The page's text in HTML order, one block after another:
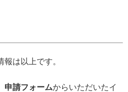
は以上です。
申請フォームからいただいたイ